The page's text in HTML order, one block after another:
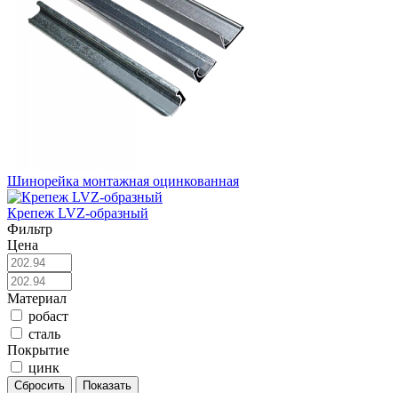
Шинорейка монтажная оцинкованная
Крепеж LVZ-образный
Фильтр
Цена
Материал
робаст
сталь
Покрытие
цинк